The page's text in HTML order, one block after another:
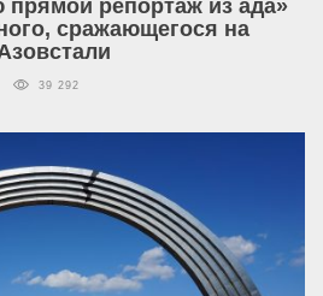
репортаж из ада»
сражающегося на
39 292